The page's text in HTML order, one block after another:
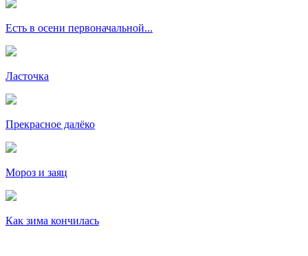
Есть в осени первоначальной...
Ласточка
Прекрасное далёко
Мороз и заяц
Как зима кончилась